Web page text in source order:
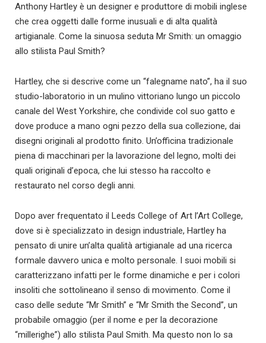
Anthony Hartley è un designer e produttore di mobili inglese
che crea oggetti dalle forme inusuali e di alta qualità
artigianale. Come la sinuosa seduta Mr Smith: un omaggio
allo stilista Paul Smith?
Hartley, che si descrive come un “falegname nato”, ha il suo
studio-laboratorio in un mulino vittoriano lungo un piccolo
canale del West Yorkshire, che condivide col suo gatto e
dove produce a mano ogni pezzo della sua collezione, dai
disegni originali al prodotto finito. Un’officina tradizionale
piena di macchinari per la lavorazione del legno, molti dei
quali originali d’epoca, che lui stesso ha raccolto e
restaurato nel corso degli anni.
Dopo aver frequentato il Leeds College of Art l’Art College,
dove si è specializzato in design industriale, Hartley ha
pensato di unire un’alta qualità artigianale ad una ricerca
formale davvero unica e molto personale. I suoi mobili si
caratterizzano infatti per le forme dinamiche e per i colori
insoliti che sottolineano il senso di movimento. Come il
caso delle sedute “Mr Smith” e “Mr Smith the Second”, un
probabile omaggio (per il nome e per la decorazione
“millerighe”) allo stilista Paul Smith. Ma questo non lo sa